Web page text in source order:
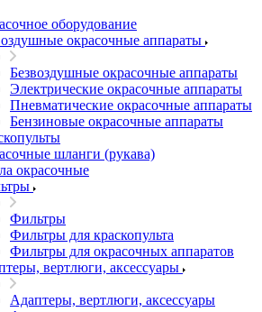
оборудование
окрасочные аппараты
Безвоздушные окрасочные аппараты
Электрические окрасочные аппараты
Пневматические окрасочные аппараты
Бензиновые окрасочные аппараты
шланги (рукава)
окрасочные
Фильтры
Фильтры для краскопульта
Фильтры для окрасочных аппаратов
вертлюги, аксессуары
Адаптеры, вертлюги, аксессуары